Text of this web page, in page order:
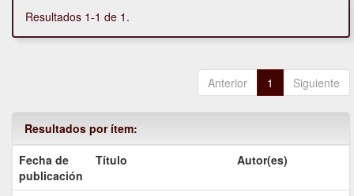
Resultados 1-1 de 1.
Anterior 1 Siguiente
Resultados por ítem:
Fecha de
publicación
Título Autor(es)